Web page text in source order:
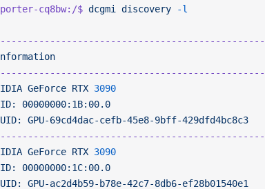
cq8bw:/$ dcgmi discovery -l
GeForce RTX 3090
ID: 00000000:1B:00.0
GPU-69cd4dac-cefb-45e8-9bff-429dfd4bc8c3
GeForce RTX 3090
ID: 00000000:1C:00.0
GPU-ac2d4b59-b78e-42c7-8db6-ef28b01540e1